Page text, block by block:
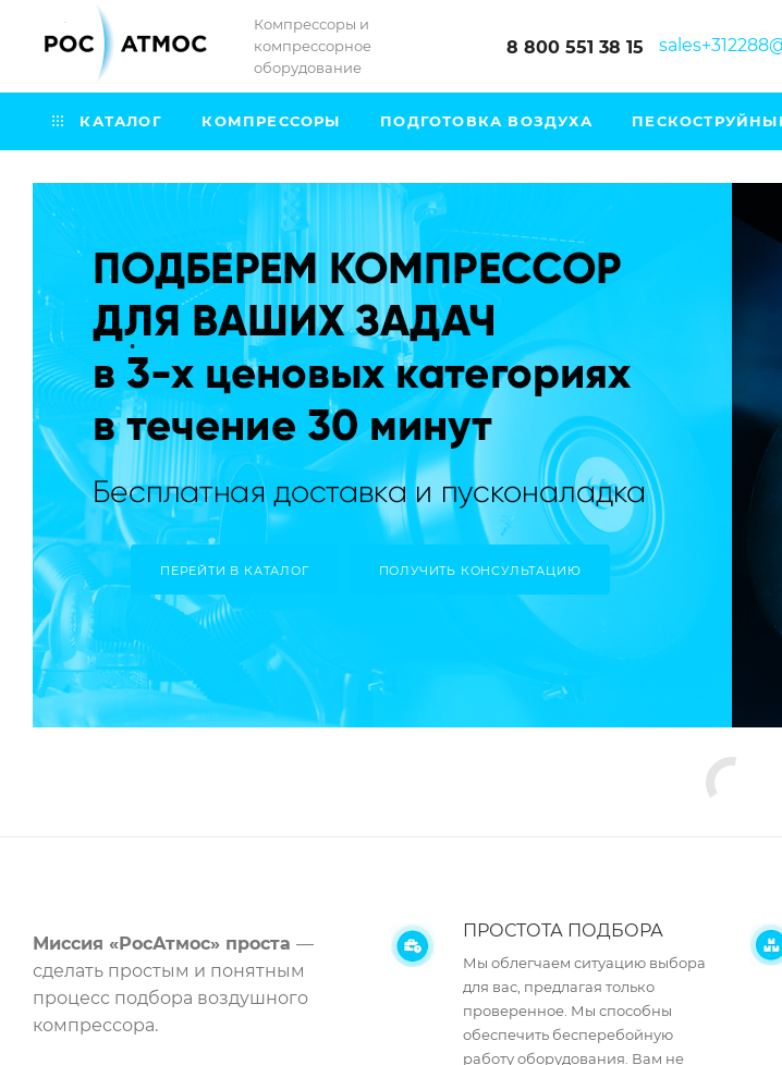
Компрессоры и
компрессорное
оборудование
8 800 551 38 15
КАТАЛОГ КОМПРЕССОРЫ ПОДГОТОВКА ВОЗДУХА
.
ПЕРЕЙТИ В КАТАЛОГ ПОЛУЧИТЬ КОНСУЛЬТАЦИЮ
Миссия «РосАтмос» проста —
сделать простым и понятным
процесс подбора воздушного
компрессора.
ПРОСТОТА ПОДБОРА
Мы облегчаем ситуацию выбора
для вас, предлагая только
проверенное. Мы способны
обеспечить бесперебойную
работу оборудования. Вам не